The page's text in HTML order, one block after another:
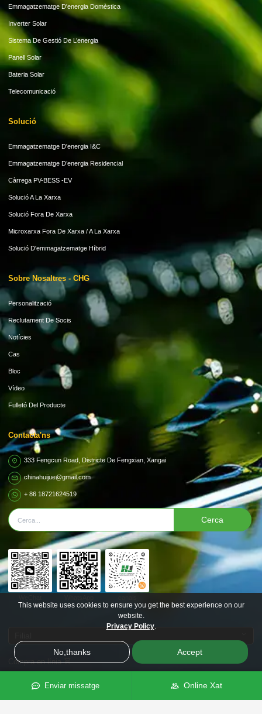
Emmagatzematge D'energia Domèstica
Inverter Solar
Sistema De Gestió De L’energia
Panell Solar
Bateria Solar
Telecomunicació
Solució
Emmagatzematge D'energia I&C
Emmagatzematge D’energia Residencial
Càrrega PV-BESS -EV
Solució A La Xarxa
Solució Fora De Xarxa
Microxarxa Fora De Xarxa / A La Xarxa
Solució D'emmagatzematge Híbrid
Sobre Nosaltres - CHG
Personalització
Reclutament De Socis
Notícies
Cas
Bloc
Vídeo
Fulletó Del Producte
Contacta'ns
333 Fengcun Road, Districte De Fengxian, Xangai
chinahuijue@gmail.com
+ 86 18721624519
Cerca
Compra en línia
Segueix-nosEnviar missatge Online Xat
This website uses cookies to ensure you get the best experience on our
website.
Privacy Policy.
No,thanks Accept